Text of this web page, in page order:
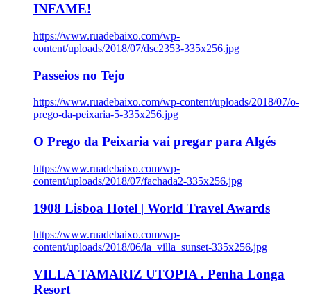
INFAME!
https://www.ruadebaixo.com/wp-
content/uploads/2018/07/dsc2353-335x256.jpg
Passeios no Tejo
https://www.ruadebaixo.com/wp-content/uploads/2018/07/o-
prego-da-peixaria-5-335x256.jpg
O Prego da Peixaria vai pregar para Algés
https://www.ruadebaixo.com/wp-
content/uploads/2018/07/fachada2-335x256.jpg
1908 Lisboa Hotel | World Travel Awards
https://www.ruadebaixo.com/wp-
content/uploads/2018/06/la_villa_sunset-335x256.jpg
VILLA TAMARIZ UTOPIA . Penha Longa
Resort